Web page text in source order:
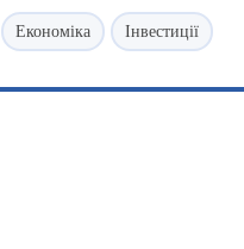
Економіка Інвестиції